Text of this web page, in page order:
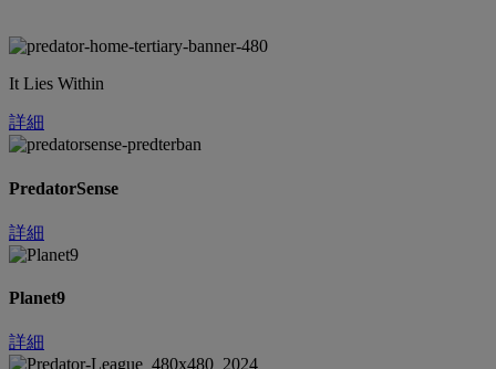
It Lies Within
詳細
PredatorSense
詳細
Planet9
詳細